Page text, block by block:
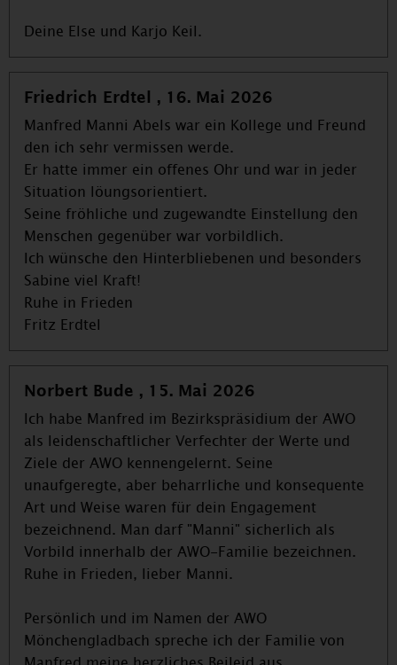
Deine Else und Karjo Keil.
Friedrich Erdtel , 16. Mai 2026
Manfred Manni Abels war ein Kollege und Freund
den ich sehr vermissen werde.
Er hatte immer ein offenes Ohr und war in jeder
Situation löungsorientiert.
Seine fröhliche und zugewandte Einstellung den
Menschen gegenüber war vorbildlich.
Ich wünsche den Hinterbliebenen und besonders
Sabine viel Kraft!
Ruhe in Frieden
Fritz Erdtel
Norbert Bude , 15. Mai 2026
Ich habe Manfred im Bezirkspräsidium der AWO
als leidenschaftlicher Verfechter der Werte und
Ziele der AWO kennengelernt. Seine
unaufgeregte, aber beharrliche und konsequente
Art und Weise waren für dein Engagement
bezeichnend. Man darf "Manni" sicherlich als
Vorbild innerhalb der AWO-Familie bezeichnen.
Ruhe in Frieden, lieber Manni.
Persönlich und im Namen der AWO
Mönchengladbach spreche ich der Familie von